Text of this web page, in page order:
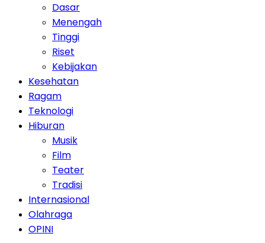
Dasar
Menengah
Tinggi
Riset
Kebijakan
Kesehatan
Ragam
Teknologi
Hiburan
Musik
Film
Teater
Tradisi
Internasional
Olahraga
OPINI